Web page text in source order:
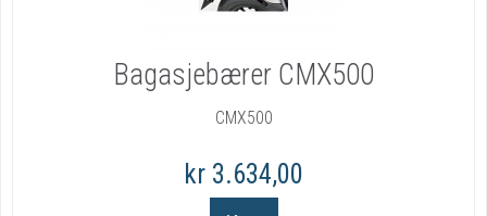
Bagasjebærer CMX500
CMX500
kr 3.634,00